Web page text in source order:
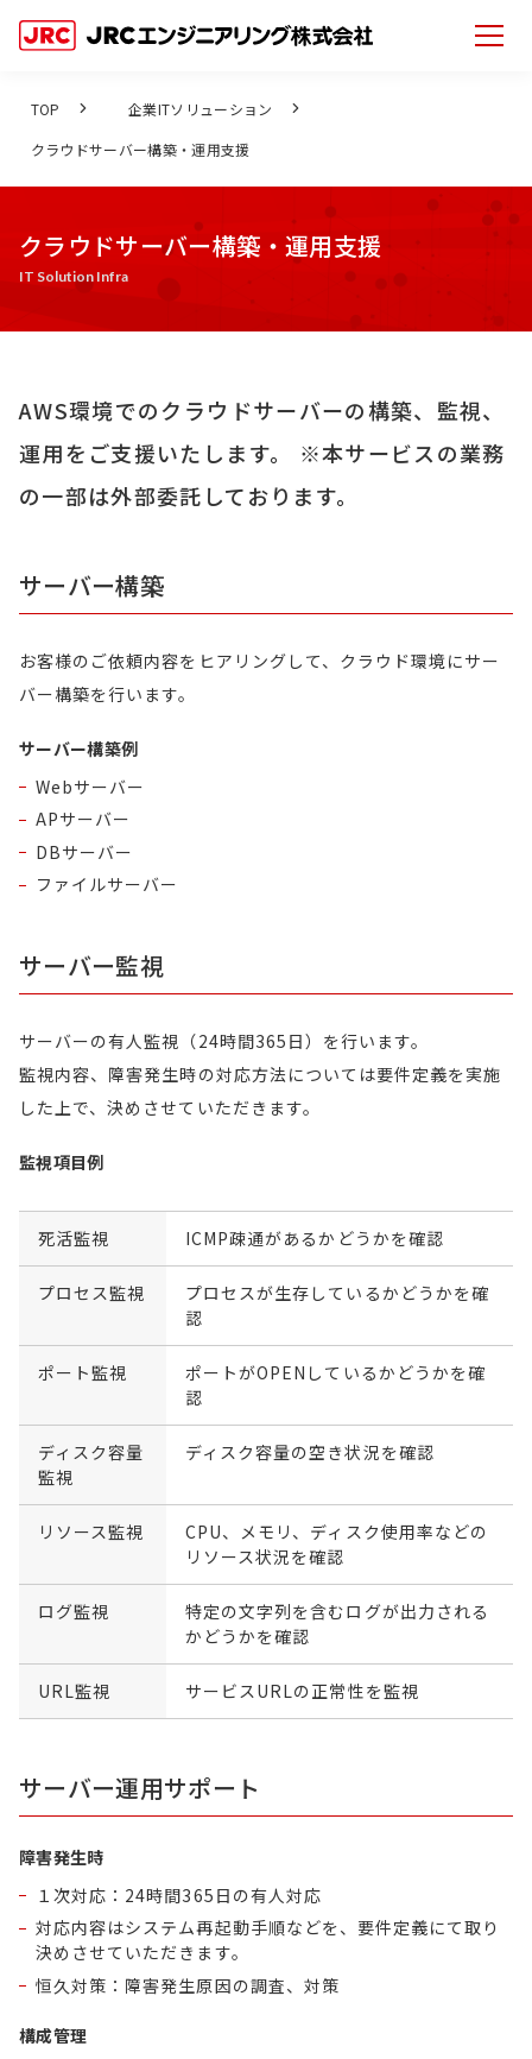
TOP 企業ITソリューション
クラウドサーバー構築・運用支援
クラウドサーバー構築・運用支援
IT Solution Infra
AWS環境でのクラウドサーバーの構築、監視、
運用をご支援いたします。 ※本サービスの業務
の一部は外部委託しております。
サーバー構築
お客様のご依頼内容をヒアリングして、クラウド環境にサー
バー構築を行います。
サーバー構築例
Webサーバー
APサーバー
DBサーバー
ファイルサーバー
サーバー監視
サーバーの有人監視（24時間365日）を行います。
監視内容、障害発生時の対応方法については要件定義を実施
した上で、決めさせていただきます。
監視項目例
死活監視 ICMP疎通があるかどうかを確認
プロセス監視
プロセスが生存しているかどうかを確
認
ポート監視
ポートがOPENしているかどうかを確
認
ディスク容量
監視
ディスク容量の空き状況を確認
リソース監視
CPU、メモリ、ディスク使用率などの
リソース状況を確認
ログ監視
特定の文字列を含むログが出力される
かどうかを確認
URL監視 サービスURLの正常性を監視
サーバー運用サポート
障害発生時
１次対応：24時間365日の有人対応
対応内容はシステム再起動手順などを、要件定義にて取り
決めさせていただきます。
恒久対策：障害発生原因の調査、対策
構成管理